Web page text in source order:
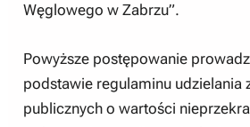
Węglowego w Zabrzu”.
Powyższe postępowanie
podstawie regulaminu udzielania
publicznych o wartości